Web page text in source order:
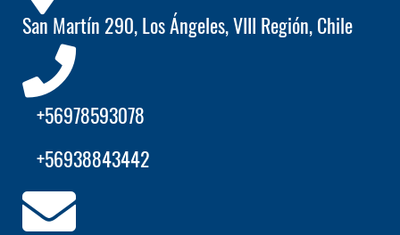
San Martín 290, Los Ángeles, VIII Región, Chile
+56978593078
+56938843442